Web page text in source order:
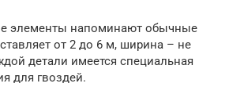
элементы напоминают обычные
от 2 до 6 м, ширина – не
детали имеется специальная
для гвоздей.